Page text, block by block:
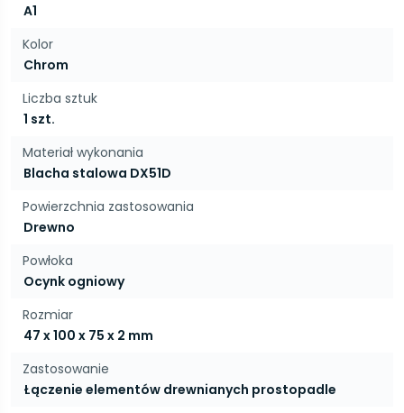
A1
Kolor
Chrom
Liczba sztuk
1 szt.
Materiał wykonania
Blacha stalowa DX51D
Powierzchnia zastosowania
Drewno
Powłoka
Ocynk ogniowy
Rozmiar
47 x 100 x 75 x 2 mm
Zastosowanie
Łączenie elementów drewnianych prostopadle